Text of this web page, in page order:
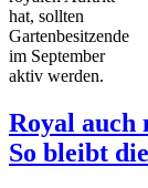
hat, sollten
Gartenbesitzende
im September
aktiv werden.
Royal auch
So bleibt